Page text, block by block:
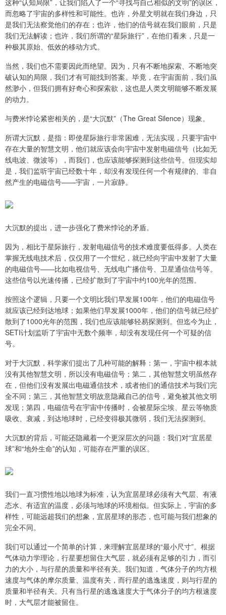
而忽略了宇宙的多样性和可能性。也许，外星文明就在我们身边，只
是我们无法察觉他们的存在；也许，他们的信号就在我们眼前，只是
我们无法解读；也许，我们所谓的“星际旅行”，在他们看来，只是一
种极其原始、低效的移动方式。
当然，我们也不需要因此而绝望。因为，只有不断地探索、不断地突
破认知的局限，我们才有可能找到答案。毕竟，在宇宙面前，我们虽
然渺小，但我们拥有好奇心和探索欲，这也是人类文明能够不断发展
的动力。
与费米悖论紧密相关的，是“大沉默”（The Great Silence）现象。
所谓大沉默，是指：即使星际旅行非常困难，无法实现，只要宇宙中
存在大量的智慧文明，他们就应该会向宇宙中发射电磁信号（比如无
线电波、微波等），而我们，也应该能够探测到这些信号。但现实却
是，我们监听宇宙已经数十年，却没有发现任何一个有规律的、非自
然产生的电磁信号——宇宙，一片寂静。
大沉默的提出，进一步强化了费米悖论的矛盾。
因为，相比于星际旅行，发射电磁信号的技术难度要低得多。人类在
掌握无线电技术后，仅仅用了一个世纪，就已经向宇宙中发射了大量
的电磁信号——比如电视信号、无线电广播信号、卫星通信信号等。
这些信号以光速传播，已经扩散到了宇宙中约100光年的范围。
按照这个逻辑，只要一个文明比我们早发展100年，他们的电磁信号
就应该已经到达地球；如果他们早发展1000年，他们的信号就已经扩
散到了1000光年的范围，我们也应该能够轻易探测到。但迄今为止，
SETI计划监听了宇宙中无数个频率，却没有发现任何一个可疑的信
号。
对于大沉默，科学家们提出了几种可能的解释：第一，宇宙中根本就
没有其他智慧文明，所以没有电磁信号；第二，其他智慧文明虽然存
在，但他们没有发展出电磁通信技术，或者他们的通信技术与我们完
全不同；第三，其他智慧文明故意隐藏自己的信号，避免被其他文明
发现；第四，电磁信号在宇宙中传播时，会被星际尘埃、星云等物质
吸收、衰减，到达地球时，已经变得极其微弱，我们无法探测到。
大沉默的背后，可能还隐藏着一个更深层次的问题：我们对“宜居星
球”和“地外生命”的认知，可能存在严重的误区。
我们一直习惯性地以地球为标准，认为宜居星球必须有大气层、有液
态水、有适宜的温度，必须与地球的环境相似。但实际上，宇宙的多
样性，可能远超我们的想象，宜居星球的形态，也可能与我们想象的
完全不同。
我们可以通过一个简单的计算，来理解宜居星球的“最小尺寸”。根据
气体动力学理论，行星要想留住大气层，就必须有足够的引力，而引
力的大小，与行星的质量和半径有关。我们知道，气体分子的均方根
速度与气体的摩尔质量、温度有关，而行星的逃逸速度，则与行星的
质量和半径有关。只有当行星的逃逸速度大于气体分子的均方根速度
时，大气层才能被留住。